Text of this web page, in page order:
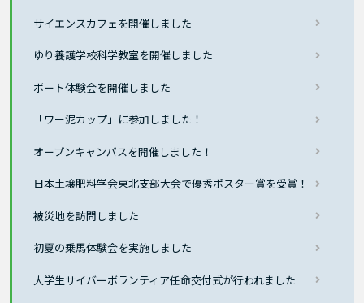
サイエンスカフェを開催しました
ゆり養護学校科学教室を開催しました
ボート体験会を開催しました
「ワー泥カップ」に参加しました！
オープンキャンパスを開催しました！
日本土壌肥料学会東北支部大会で優秀ポスター賞を受賞！
被災地を訪問しました
初夏の乗馬体験会を実施しました
大学生サイバーボランティア任命交付式が行われました